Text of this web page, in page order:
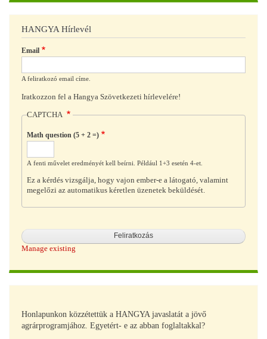
HANGYA Hírlevél
Email
A feliratkozó email címe.
Iratkozzon fel a Hangya Szövetkezeti hírlevelére!
CAPTCHA
Math question (5 + 2 =)
A fenti művelet eredményét kell beírni. Például 1+3 esetén 4-et.
Ez a kérdés vizsgálja, hogy vajon ember-e a látogató, valamint
megelőzi az automatikus kéretlen üzenetek beküldését.
Manage existing
Honlapunkon közzétettük a HANGYA javaslatát a jövő
agrárprogramjához. Egyetért- e az abban foglaltakkal?